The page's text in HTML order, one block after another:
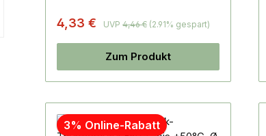
4,33 € UVP 4,46 € (2.91% gespart)
Zum Produkt
3% Online-Rabatt